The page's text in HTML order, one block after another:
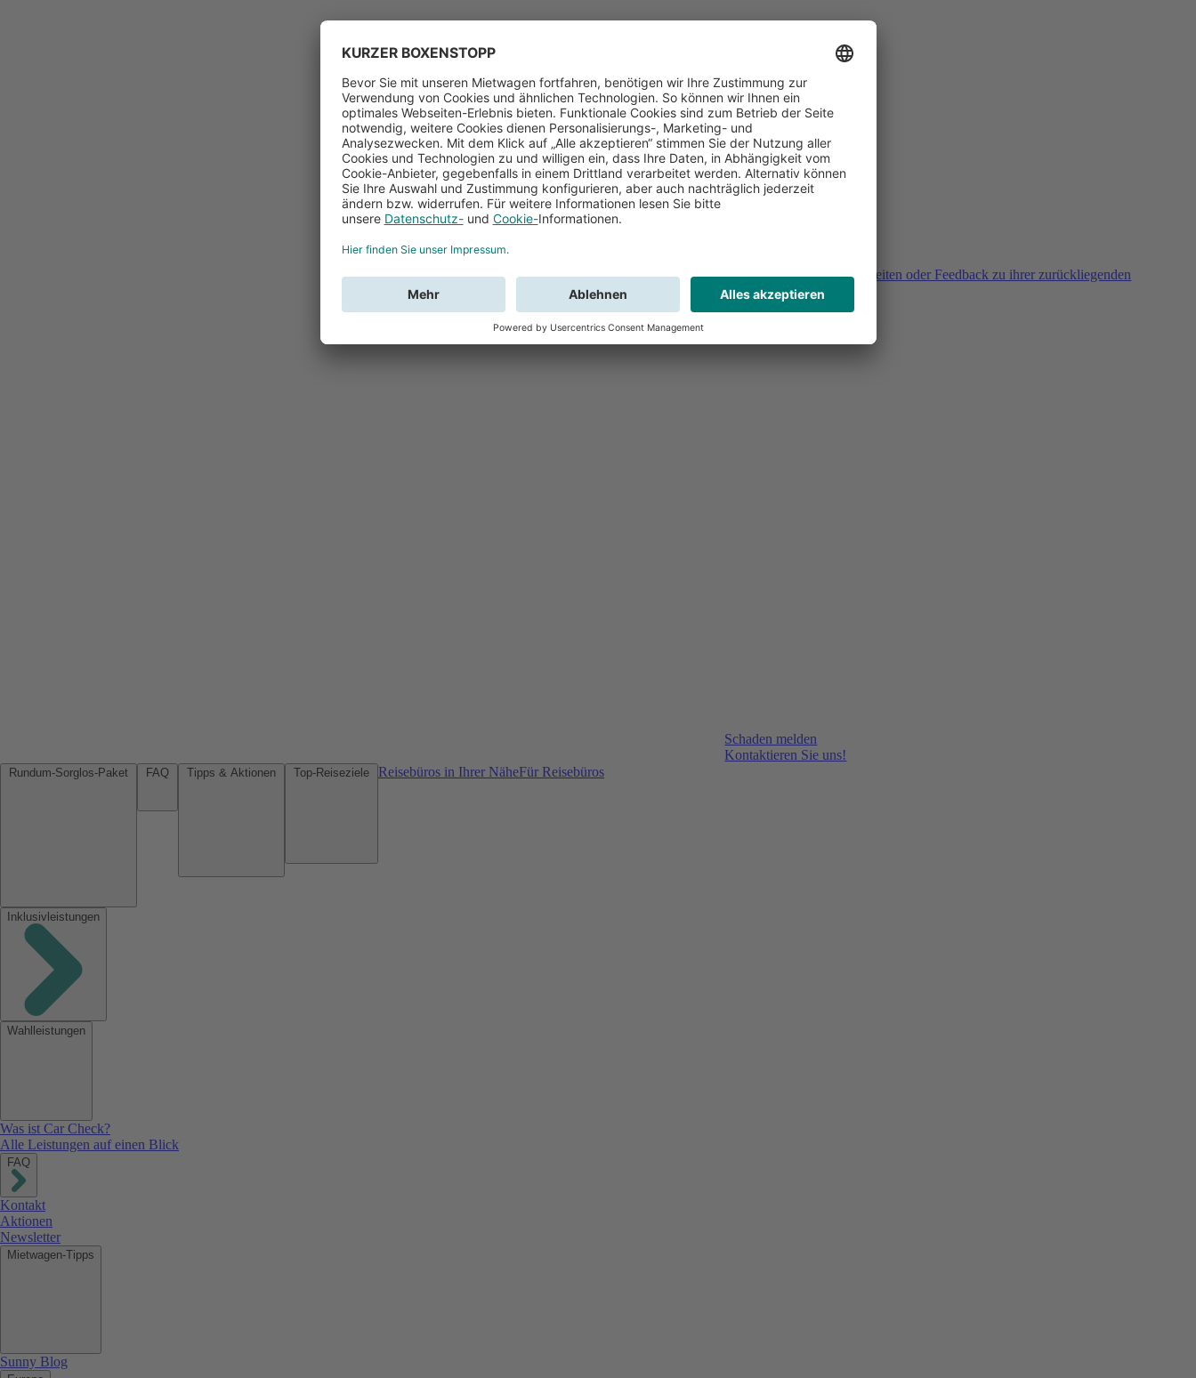
Sie haben Fragen, Unklarheiten oder Feedback zu ihrer zurückliegenden
Buchung?
Schaden melden
Kontaktieren Sie uns!
Reisebüros in Ihrer NäheFür Reisebüros
Inklusivleistungen
Wahlleistungen
Was ist Car Check?
Alle Leistungen auf einen Blick
FAQ
Kontakt
Aktionen
Newsletter
Mietwagen-Tipps
Sunny Blog